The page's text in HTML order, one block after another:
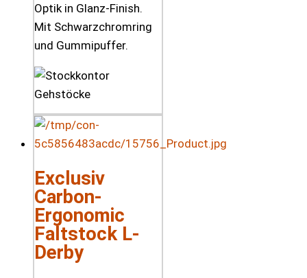
Optik in Glanz-Finish.
Mit Schwarzchromring
und Gummipuffer.
Exclusiv
Carbon-
Ergonomic
Faltstock L-
Derby